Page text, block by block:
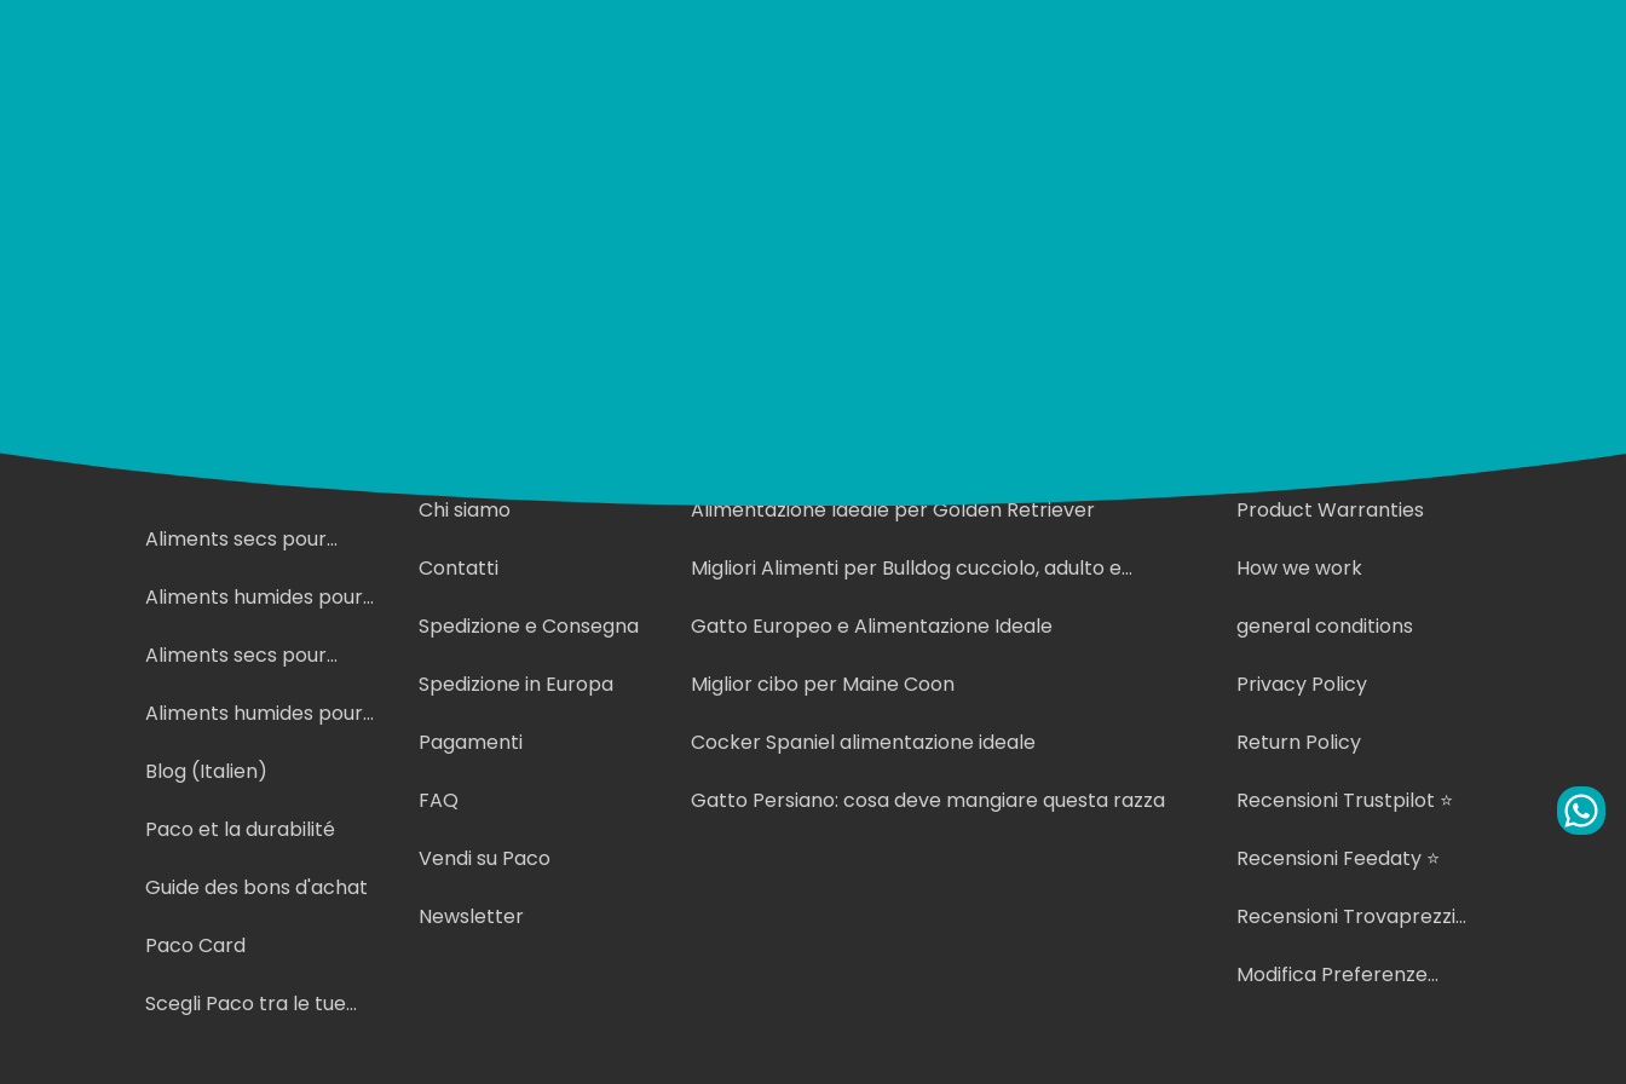
Aliments secs pour
Aliments humides pour
Aliments secs pour
Aliments humides pour
Blog (Italien)
Paco et la durabilité
Guide des bons d'achat
Paco Card
Scegli Paco tra le tue
Chi siamo
Contatti
Spedizione e Consegna
Spedizione in Europa
Pagamenti
FAQ
Vendi su Paco
Newsletter
Alimentazione Ideale per Golden Retriever
Migliori Alimenti per Bulldog cucciolo, adulto e
Gatto Europeo e Alimentazione Ideale
Miglior cibo per Maine Coon
Cocker Spaniel alimentazione ideale
Gatto Persiano: cosa deve mangiare questa razza
Product Warranties
How we work
general conditions
Privacy Policy
Return Policy
Recensioni Trustpilot ⭐
Recensioni Feedaty ⭐
Recensioni Trovaprezzi
Modifica Preferenze